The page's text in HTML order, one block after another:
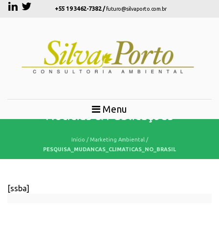
+55 19 3462-7382 /futuro@silvaporto.com.br
Menu
Notícias & Publicações
Início / Marketing Ambiental /
PESQUISA_MUDANCAS_CLIMATICAS_NO_BRASIL
[ssba]